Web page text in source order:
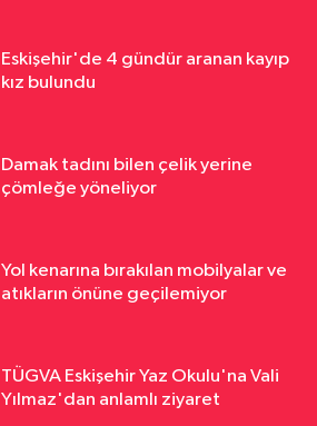
Eskişehir'de 4 gündür aranan kayıp
kız bulundu
Damak tadını bilen çelik yerine
çömleğe yöneliyor
Yol kenarına bırakılan mobilyalar ve
atıkların önüne geçilemiyor
TÜGVA Eskişehir Yaz Okulu'na Vali
Yılmaz'dan anlamlı ziyaret